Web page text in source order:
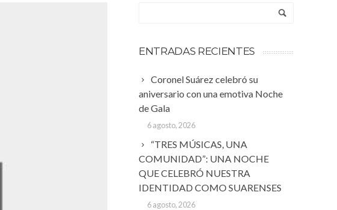
ENTRADAS RECIENTES
Coronel Suárez celebró su
aniversario con una emotiva Noche
de Gala
6 agosto, 2026
“TRES MÚSICAS, UNA
COMUNIDAD”: UNA NOCHE
QUE CELEBRÓ NUESTRA
IDENTIDAD COMO SUARENSES
6 agosto, 2026